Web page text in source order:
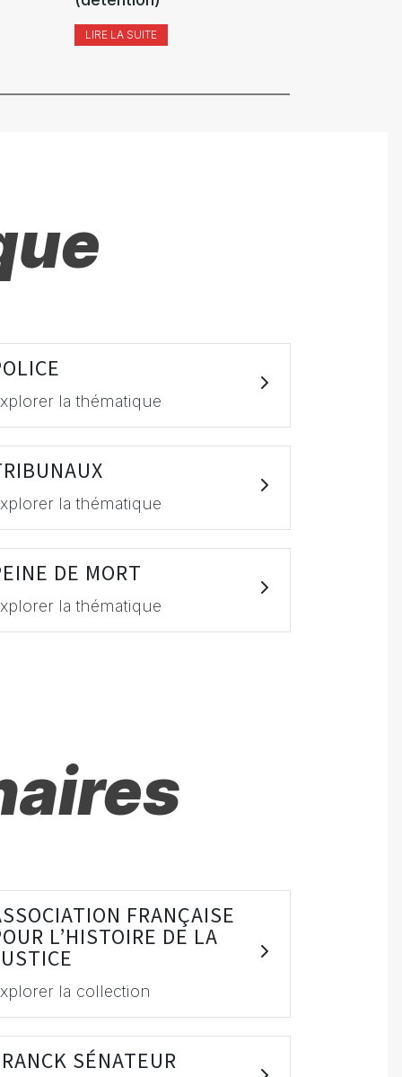
LIRE LA SUITE
la thématique
la thématique
DE MORT
la thématique
FRANÇAISE
L’HISTOIRE DE LA
la collection
SÉNATEUR